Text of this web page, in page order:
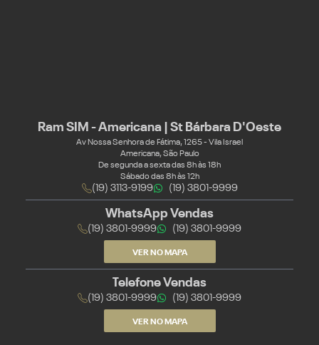
Ram SIM - Americana | St Bárbara D'Oeste
Av Nossa Senhora de Fátima, 1265 - Vila Israel
Americana, São Paulo
De segunda a sexta das 8h às 18h
Sábado das 8h às 12h
(19) 3113-9199 (19) 3801-9999
WhatsApp Vendas
(19) 3801-9999 (19) 3801-9999
VER NO MAPA
Telefone Vendas
(19) 3801-9999 (19) 3801-9999
VER NO MAPA